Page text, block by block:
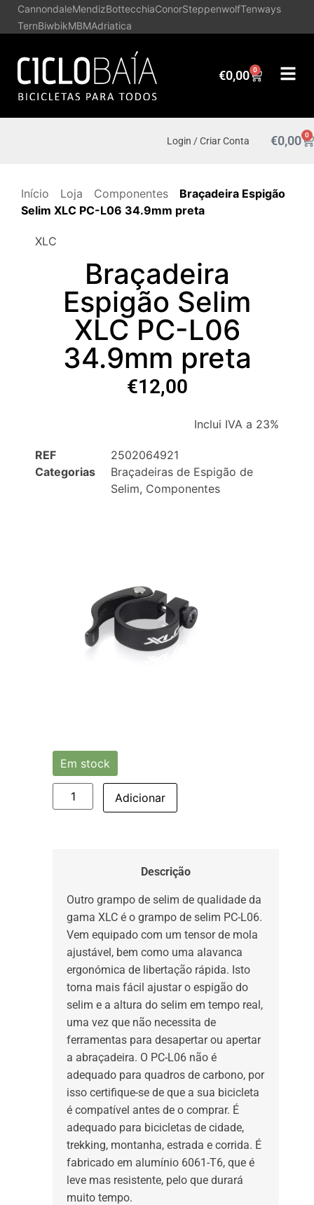
CannondaleMendizBottecchiaConorSteppenwolfTenways
TernBiwbikMBMAdriatica
€0,00 0
Login / Criar Conta €0,00 0
Início Loja Componentes
Braçadeira Espigão
Selim XLC PC-L06 34.9mm preta
XLC
Braçadeira
Espigão Selim
XLC PC-L06
34.9mm preta
€12,00
Inclui IVA a 23%
REF
2502064921
Categorias
Braçadeiras de Espigão de
Selim, Componentes
Em stock
Adicionar
Descrição
Outro grampo de selim de qualidade da
gama XLC é o grampo de selim PC-L06.
Vem equipado com um tensor de mola
ajustável, bem como uma alavanca
ergonómica de libertação rápida. Isto
torna mais fácil ajustar o espigão do
selim e a altura do selim em tempo real,
uma vez que não necessita de
ferramentas para desapertar ou apertar
a abraçadeira. O PC-L06 não é
adequado para quadros de carbono, por
isso certifique-se de que a sua bicicleta
é compatível antes de o comprar. É
adequado para bicicletas de cidade,
trekking, montanha, estrada e corrida. É
fabricado em alumínio 6061-T6, que é
leve mas resistente, pelo que durará
muito tempo.